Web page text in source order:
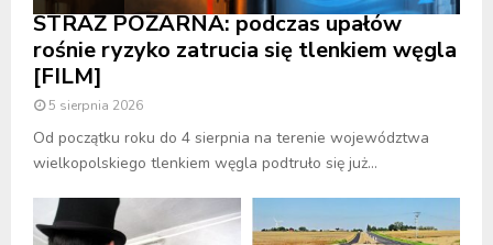
STRAŻ POŻARNA: podczas upałów
rośnie ryzyko zatrucia się tlenkiem węgla
[FILM]
5 sierpnia 2026
Od początku roku do 4 sierpnia na terenie województwa
wielkopolskiego tlenkiem węgla podtruło się już...